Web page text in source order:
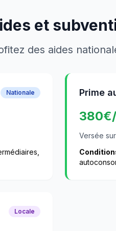
et
des aides
Nationale Prime
380
Versée
Locale